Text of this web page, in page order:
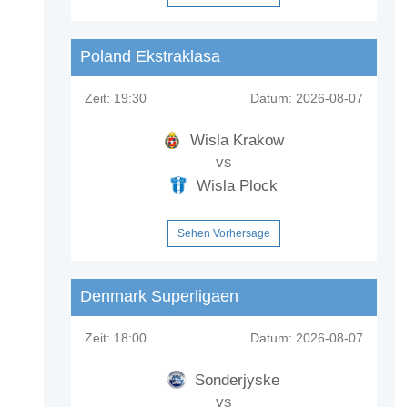
Poland Ekstraklasa
Zeit: 19:30 Datum: 2026-08-07
Wisla Krakow
vs
Wisla Plock
Sehen Vorhersage
Denmark Superligaen
Zeit: 18:00 Datum: 2026-08-07
Sonderjyske
vs